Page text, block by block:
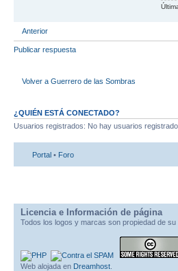
Anterior
Publicar respuesta
Volver a Guerrero de las Sombras
¿QUIÉN ESTÁ CONECTADO?
Usuarios registrados: No hay usuarios
Portal • Foro
Licencia e Información de página
Todos los logos y marcas son propiedad de
Web alojada en Dreamhost